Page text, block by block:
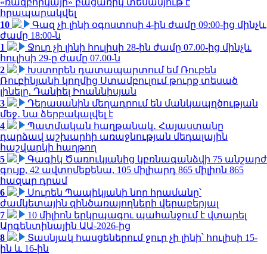
հրապարակվել
10
Գազ չի լինի օգոստոսի 4-ին ժամը 09:00-ից մինչև
ժամը 18:00-ն
1
Ջուր չի լինի հուլիսի 28-ին ժամը 07.00-ից մինչև
հուլիսի 29-ը ժամը 07.00-ն
2
Խստորեն դատապարտում եմ Ռուբեն
Ռուբինյանի կողմից Ստամբուլում թուրք տեսած
լինելը. Դանիել Իոաննիսյան
3
Դերասանին մեղադրում են մանկապղծության
մեջ․ նա ձերբակալվել է
4
Պատմական հաղթանակ․ Հայաստանը
դարձավ աշխարհի առաջնության մեդալային
հաշվարկի հաղթող
5
Գագիկ Ծառուկյանից կբռնագանձվի 75 անշարժ
գույք, 42 ավտոմեքենա, 105 միլիարդ 865 միլիոն 865
հազար դրամ
6
Սուրեն Պապիկյանի նոր հրամանը՝
ժամկետային զինծառայողների վերաբերյալ
7
10 միլիոն երկրպագու պահանջում է վտարել
Արգենտինային ԱԱ-2026-ից
8
Տասնյակ հասցեներում ջուր չի լինի՝ հուլիսի 15-
ին և 16-ին